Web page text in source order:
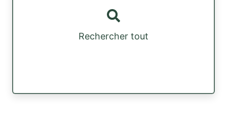
Rechercher tout